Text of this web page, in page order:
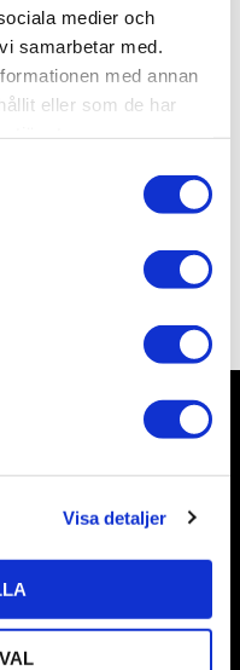
medier och
samarbetar med.
med annan
eller som de har
Visa detaljer
1 st i lager
ALPB1M
från oss inom 0-1 vardagar
med vårintegritetspolicy.